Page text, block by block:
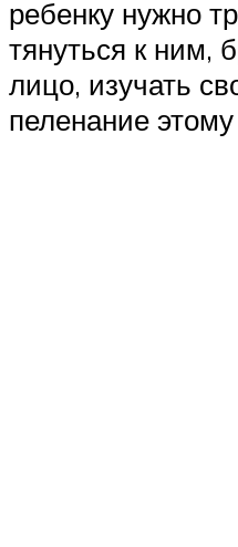
ребенку нужно
тянуться к ним,
лицо, изучать
пеленание этому